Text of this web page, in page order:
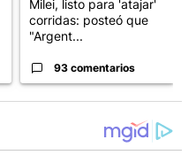
Milei, listo para 'atajar'
corridas: posteó que
"Argent...
93 comentarios